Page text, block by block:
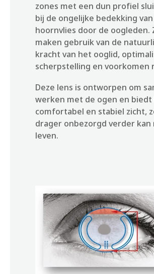
zones met een dun profiel
bij de ongelijke bedekking
hoornvlies door de oogleden.
maken gebruik van de
kracht van het ooglid,
scherpstelling en voorkomen
Deze lens is ontworpen om
werken met de ogen en biedt
comfortabel en stabiel zicht,
drager onbezorgd verder kan
leven.